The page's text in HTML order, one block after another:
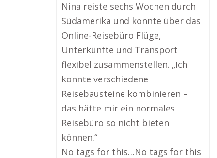
Nina reiste sechs Wochen durch
Südamerika und konnte über das
Online-Reisebüro Flüge,
Unterkünfte und Transport
flexibel zusammenstellen. „Ich
konnte verschiedene
Reisebausteine kombinieren –
das hätte mir ein normales
Reisebüro so nicht bieten
können.“
No tags for this…No tags for this